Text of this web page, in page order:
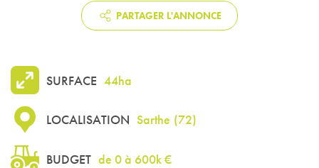
PARTAGER L'ANNONCE
SURFACE 44ha
LOCALISATION Sarthe (72)
BUDGET de 0 à 600k €